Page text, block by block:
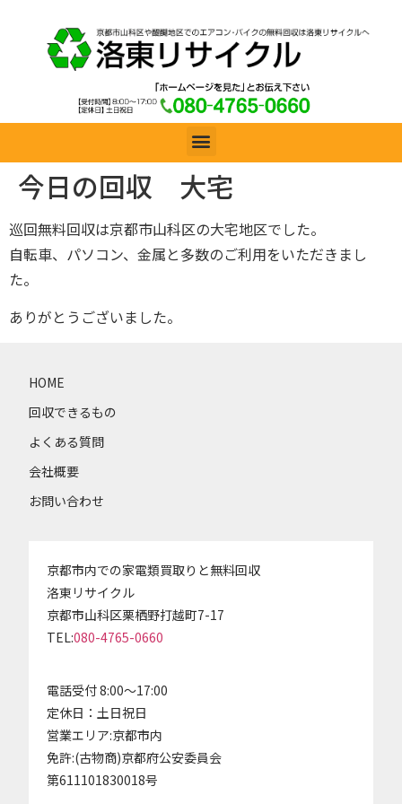
今日の回収 大宅
巡回無料回収は京都市山科区の大宅地区でした。
自転車、パソコン、金属と多数のご利用をいただきまし
た。
ありがとうございました。
HOME
回収できるもの
よくある質問
会社概要
お問い合わせ
京都市内での家電類買取りと無料回収
洛東リサイクル
京都市山科区栗栖野打越町7-17
TEL:080-4765-0660
電話受付 8:00～17:00
定休日：土日祝日
営業エリア:京都市内
免許:(古物商)京都府公安委員会
第611101830018号